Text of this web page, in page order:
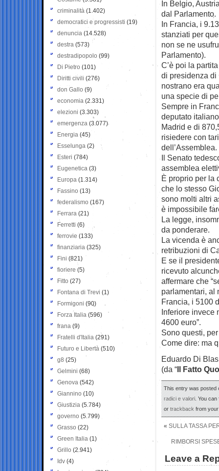
In Belgio,
dal Parlamento.
In Francia, i
stanziati per
non se ne
Parlamento).
C’è poi la
di presidenza di
nostrano era
una specie di
Sempre in
deputato
Madrid e di
risiedere con
dell’Assemblea.
Il Senato
assemblea
È proprio per la
che lo stesso
sono molti altri
è impossibile
La legge,
da ponderare.
La vicenda è
retribuzioni di
E se il
ricevuto
affermare che
parlamentari, al
Francia, i 5100
Inferiore invece
4600 euro”.
Sono questi,
Come dire: ma
Eduardo Di
(da “Il Fatto
This entry was posted
radici e valori. You
ortrackbackfrom your
« SULLA TASSA
RIMBORSI
Leave a
criminalità (1.402)
democratici e progressisti (19)
denuncia (14.528)
destra (573)
destradipopolo (99)
Di Pietro (101)
Diritti civili (276)
don Gallo (9)
economia (2.331)
elezioni (3.303)
emergenza (3.077)
Energia (45)
Esselunga (2)
Esteri (784)
Eugenetica (3)
Europa (1.314)
Fassino (13)
federalismo (167)
Ferrara (21)
Ferretti (6)
ferrovie (133)
finanziaria (325)
Fini (821)
fioriere (5)
Fitto (27)
Fontana di Trevi (1)
Formigoni (90)
Forza Italia (596)
frana (9)
Fratelli d'Italia (291)
Futuro e Libertà (510)
g8 (25)
Gelmini (68)
Genova (542)
Giannino (10)
Giustizia (5.784)
governo (5.799)
Grasso (22)
Green Italia (1)
Grillo (2.941)
Idv (4)